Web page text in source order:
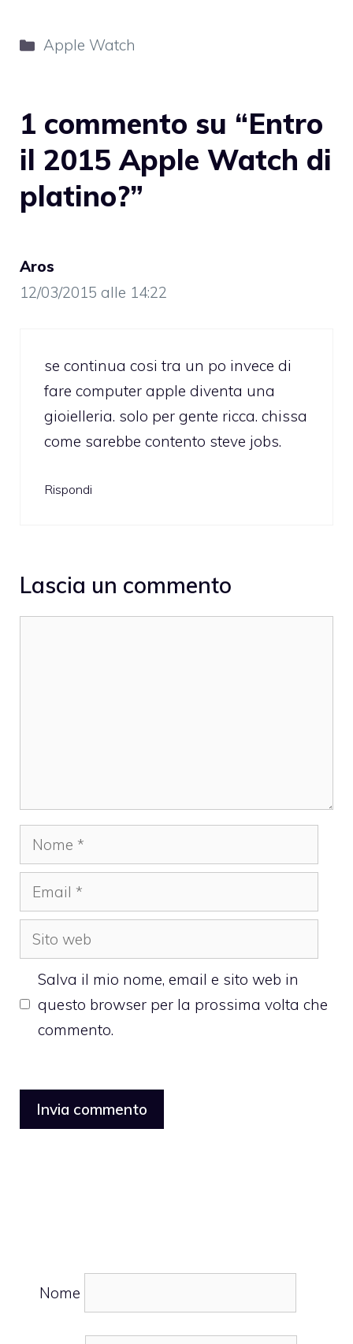
Categorie
Apple Watch
1 commento su “Entro
il 2015 Apple Watch di
platino?”
Aros
12/03/2015 alle 14:22
se continua cosi tra un po invece di
fare computer apple diventa una
gioielleria. solo per gente ricca. chissa
come sarebbe contento steve jobs.
Rispondi
Lascia un commento
Nome
Email
Sito
web
Salva il mio nome, email e sito web in
questo browser per la prossima volta che
commento.
Nome